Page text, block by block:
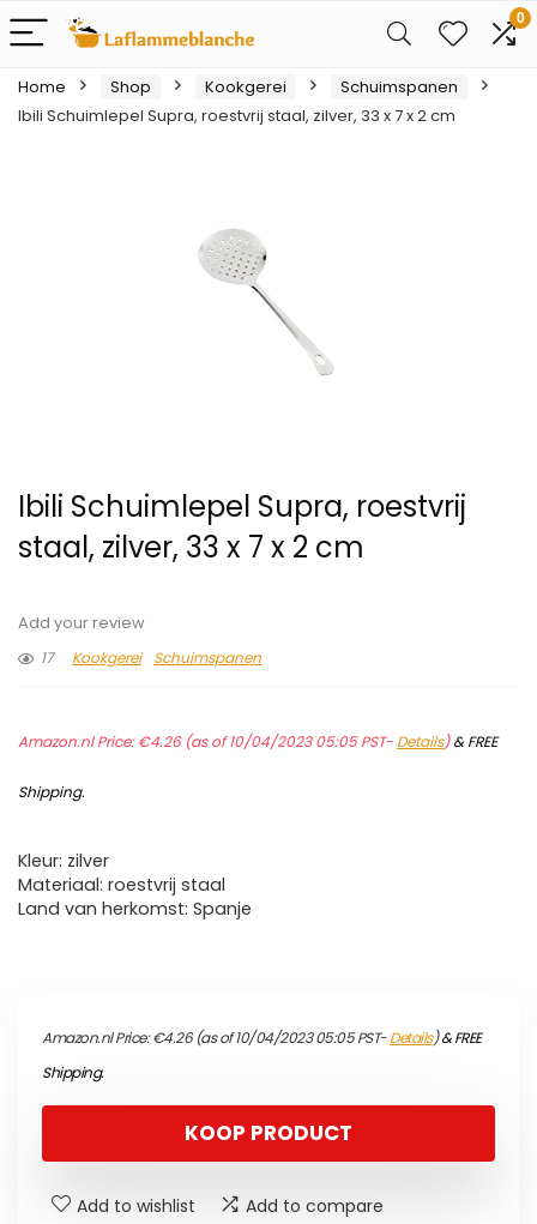
0
Home Shop Kookgerei
Schuimspanen
Ibili Schuimlepel Supra, roestvrij staal, zilver, 33 x 7 x 2 cm
Ibili Schuimlepel Supra, roestvrij
staal, zilver, 33 x 7 x 2 cm
Add your review
17
Kookgerei Schuimspanen
Amazon.nl Price:€4.26(as of 10/04/2023 05:05 PST- Details)&FREE
Shipping.
Kleur: zilver
Materiaal: roestvrij staal
Land van herkomst: Spanje
Amazon.nl Price:€4.26(as of 10/04/2023 05:05 PST-Details)&FREE
Shipping.
KOOP PRODUCT
Add to wishlist Add to compare